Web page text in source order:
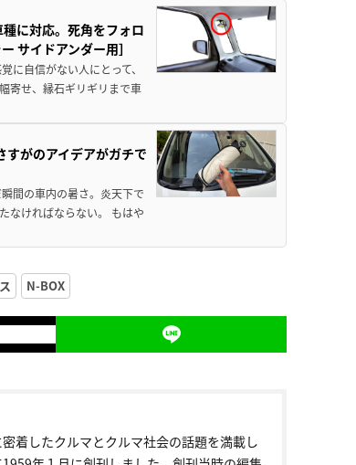
に対応。死角をフォロ
サイドアンダー用］
に自信がない人にとって、
寄せ、縁石ギリギリまで車
がのアイデアがガチで
間の車内の暑さ。炎天下で
なければならない。 もはや
N-BOX
着したクルマとクルマ社会の話題を満載し